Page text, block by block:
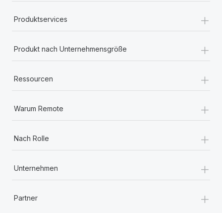
Produktservices +
Produkt nach Unternehmensgröße +
Ressourcen +
Warum Remote +
Nach Rolle +
Unternehmen +
Partner +